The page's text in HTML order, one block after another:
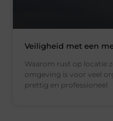
Veiligheid met een
Waarom rust op locatie
omgeving is voor veel
prettig en professioneel